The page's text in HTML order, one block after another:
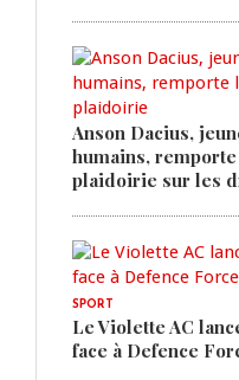
Anson Dacius,
humains,
plaidoirie sur les
SPORT
Le Violette AC
face à Defence